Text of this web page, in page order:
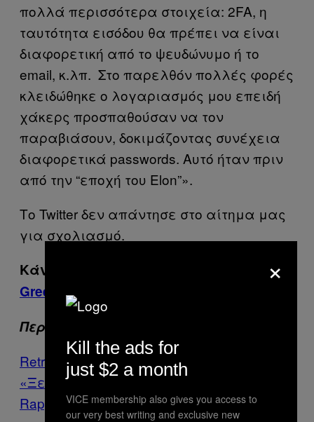
πολλά περισσότερα στοιχεία: 2FA, η
ταυτότητα εισόδου θα πρέπει να είναι
διαφορετική από το ψευδώνυμο ή το
email, κ.λπ. Στο παρελθόν πολλές φορές
κλειδώθηκε ο λογαριασμός μου επειδή
χάκερς προσπαθούσαν να τον
παραβιάσουν, δοκιμάζοντας συνέχεια
διαφορετικά passwords. Αυτό ήταν πριν
από την “εποχή του Elon”».
Το Twitter δεν απάντησε στο αίτημα μας
για σχολιασμό.
Κάνε subscribe στο
Greece .
Περισσότερα από το VICE
Retro Rappers: Το Προφίλ στο TikTok που
«Ξεθάβει»Βίντεο Από το Παρελθόν των
Rappers
×
Kill the ads for
just $2 a month
VICE membership also gives you access to
our very best writing and exclusive new